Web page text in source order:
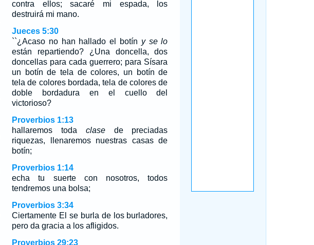
contra ellos; sacaré mi espada, los
destruirá mi mano.
Jueces 5:30
``¿Acaso no han hallado el botín y se lo
están repartiendo? ¿Una doncella, dos
doncellas para cada guerrero; para Sísara
un botín de tela de colores, un botín de
tela de colores bordada, tela de colores de
doble bordadura en el cuello del
victorioso?
Proverbios 1:13
hallaremos toda clasede preciadas
riquezas, llenaremos nuestras casas de
botín;
Proverbios 1:14
echa tu suerte con nosotros, todos
tendremos una bolsa;
Proverbios 3:34
Ciertamente El se burla de los burladores,
pero da gracia a los afligidos.
Proverbios 29:23